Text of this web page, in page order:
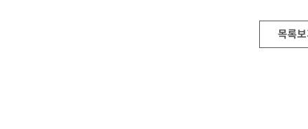
목록